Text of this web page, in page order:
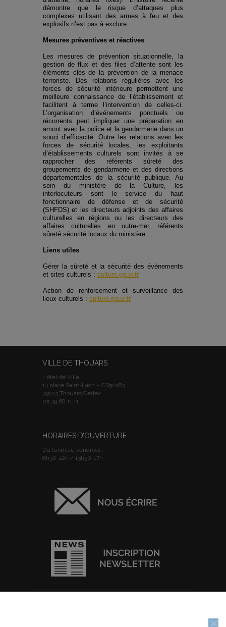
démontre que le risque d’attaques plus
complexes utilisant des armes à feu et des
explosifs n’est pas à exclure.
Mesures préventives et réactives
Les mesures de prévention situationnelle, la
gestion de flux et des files d’attente sont les
éléments clés de la prévention de la menace
terroriste. Des relations régulières avec les
forces de sécurité intérieure permettent une
meilleure connaissance de l’établissement et
facilitent à terme l’intervention de celles-ci.
L’organisation d’événements ponctuels ou
récurrents peut impliquer une préparation en
amont avec la police et la gendarmerie dans un
souci d’efficacité. Outre les relations avec les
forces de sécurité locales, les exploitants
d’établissements culturels sont invités à se
rapprocher des référents sûreté des
groupements de gendarmerie et des directions
départementales de la sécurité publique. Au
sein du ministère de la Culture, les
interlocuteurs sont le service du haut
fonctionnaire de défense et de sécurité
(SHFDS) et les directeurs adjoints des affaires
culturelles en régions ou les directeurs des
affaires culturelles en outre-mer, référents
sûreté sécurité locaux du ministère.
Liens utiles
Gérer la sûreté et la sécurité des évènements
et sites culturels : culture.gouv.fr
Action de renforcement et surveillance des
lieux culturels : culture.gouv.fr
VILLE DE THOUARS
Hôtel de Ville
14 place Saint-Laon – CS50183
79103 Thouars Cedex
05.49.68.11.11
HORAIRES D’OUVERTURE
Du lundi au vendredi :
8h30-12h / 13h30-17h